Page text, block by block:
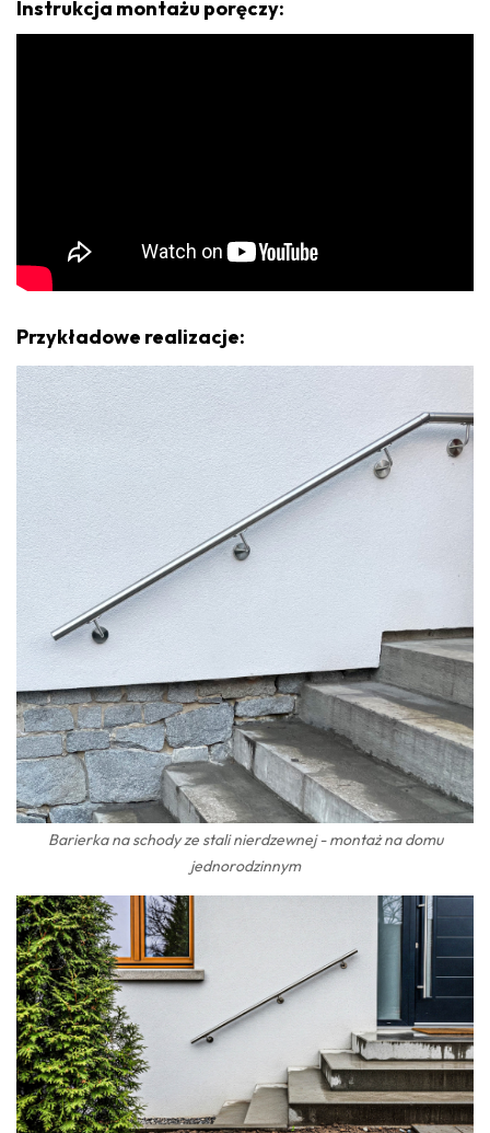
Instrukcja montażu poręczy:
Przykładowe realizacje:
Barierka na schody ze stali nierdzewnej - montaż na domu
jednorodzinnym